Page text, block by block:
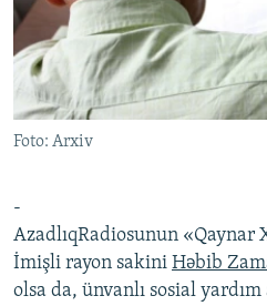
İNFOQRAFIKA
KARIKATURA
AZƏRBAYCAN ƏDƏBIYYATI
İSLAM VƏ DEMOKRATIYA
İZ - MƏDƏNIYYƏT PROQRAMI
MISSIYAMIZ
PEŞƏ ETIKASI VƏ JURNALISTIKA
MATERIALLARIMIZDAN ISTIFADƏ
AZADLIQRADIOSU MOBIL
XƏBƏR BÜLLETENLƏRIMIZ
BIZI IZLƏ
RFE/RL-in bütün saytları
Foto: Arxiv
-
AzadlıqRadiosunun «Qaynar
İmişli rayon sakini Həbib
olsa da, ünvanlı sosial